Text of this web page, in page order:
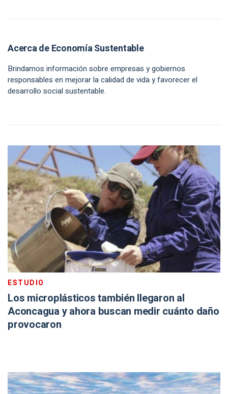
Acerca de Economía Sustentable
Brindamos información sobre empresas y gobiernos
responsables en mejorar la calidad de vida y favorecer el
desarrollo social sustentable.
ESTUDIO
Los microplásticos también llegaron al
Aconcagua y ahora buscan medir cuánto daño
provocaron